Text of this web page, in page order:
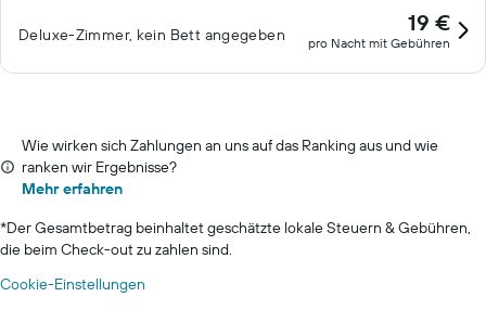
Deluxe-Zimmer, kein Bett angegeben 19 €
pro Nacht mit Gebühren
Wie wirken sich Zahlungen an uns auf das Ranking aus und wie
ranken wir Ergebnisse?
Mehr erfahren
*Der Gesamtbetrag beinhaltet geschätzte lokale Steuern & Gebühren,
die beim Check-out zu zahlen sind.
Cookie-Einstellungen